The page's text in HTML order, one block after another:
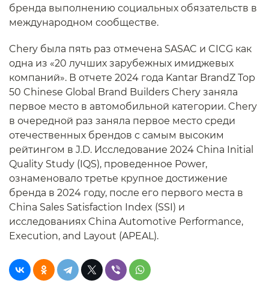
бренда выполнению социальных обязательств в
международном сообществе.
Chery была пять раз отмечена SASAC и CICG как
одна из «20 лучших зарубежных имиджевых
компаний». В отчете 2024 года Kantar BrandZ Top
50 Chinese Global Brand Builders Chery заняла
первое место в автомобильной категории. Chery
в очередной раз заняла первое место среди
отечественных брендов с самым высоким
рейтингом в J.D. Исследование 2024 China Initial
Quality Study (IQS), проведенное Power,
ознаменовало третье крупное достижение
бренда в 2024 году, после его первого места в
China Sales Satisfaction Index (SSI) и
исследованиях China Automotive Performance,
Execution, and Layout (APEAL).